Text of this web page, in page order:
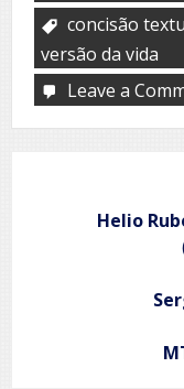
concisão
versão da vida
Leave a
Helio